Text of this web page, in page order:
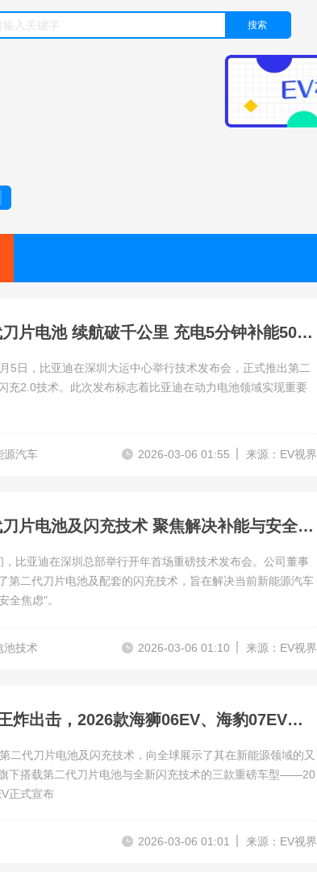
搜索
比亚迪发布第二代刀片电池 续航破千公里 充电5分钟补能500公里
5日，比亚迪在深圳大运中心举行技术发布会，正式推出第二
充2.0技术。此次发布标志着比亚迪在动力电池领域实现重要
源汽车 来源：EV视界
2026-03-06 01:55
比亚迪发布第二代刀片电池及闪充技术 聚焦解决补能与安全焦虑
，比亚迪在深圳总部举行开年首场重磅技术发布会。公司董事
第二代刀片电池及配套的闪充技术，旨在解决当前新能源汽车
全焦虑"。
池技术 来源：EV视界
2026-03-06 01:10
比亚迪海洋网678王炸出击，2026款海狮06EV、海豹07EV重磅上市，海豹08全球首秀
二代刀片电池及闪充技术，向全球展示了其在新能源领域的又
下搭载第二代刀片电池与全新闪充技术的三款重磅车型——20
正式宣布
来源：EV视界
2026-03-06 01:01